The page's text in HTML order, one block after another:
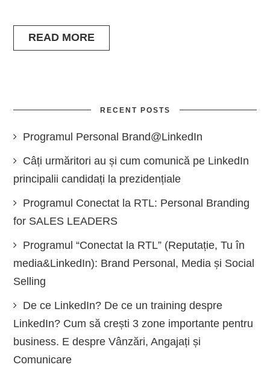
READ MORE
RECENT POSTS
Programul Personal Brand@LinkedIn
Câți urmăritori au și cum comunică pe LinkedIn
principalii candidați la prezidențiale
Programul Conectat la RTL: Personal Branding
for SALES LEADERS
Programul “Conectat la RTL” (Reputație, Tu în
media&LinkedIn): Brand Personal, Media și Social
Selling
De ce LinkedIn? De ce un training despre
LinkedIn? Cum să crești 3 zone importante pentru
business. E despre Vânzări, Angajați și
Comunicare